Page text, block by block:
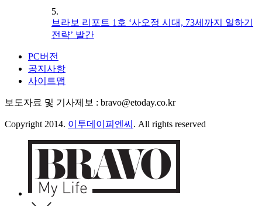
5.
브라보 리포트 1호 ‘사오정 시대, 73세까지 일하기
전략’ 발간
PC버전
공지사항
사이트맵
보도자료 및 기사제보 : bravo@etoday.co.kr
Copyright 2014. 이투데이피엔씨 . All rights reserved